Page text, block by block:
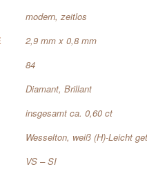
modern, zeitlos
2,9 mm x 0,8 mm
84
Diamant, Brillant
insgesamt ca. 0,60 ct
Wesselton, weiß (H)-Leicht
VS – SI